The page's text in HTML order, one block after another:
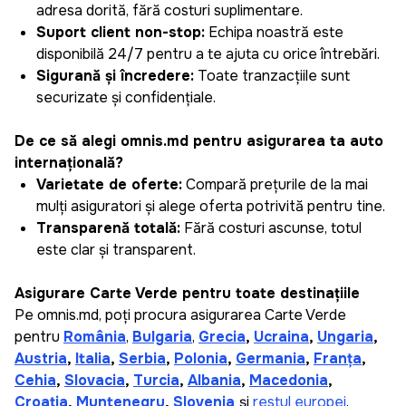
adresa dorită, fără costuri suplimentare.
Suport client non-stop: Echipa noastră este
disponibilă 24/7 pentru a te ajuta cu orice întrebări.
Siguranță și încredere: Toate tranzacțiile sunt
securizate și confidențiale.
De ce să alegi omnis.md pentru asigurarea ta auto
internațională?
Varietate de oferte:Compară prețurile de la mai
mulți asiguratori și alege oferta potrivită pentru tine.
Transparență totală: Fără costuri ascunse, totul
este clar și transparent.
Asigurare Carte Verde pentru toate destinațiile
Pe omnis.md, poți procura asigurarea Carte Verde
pentru România, Bulgaria, Grecia, Ucraina, Ungaria,
Austria, Italia, Serbia, Polonia, Germania, Franța,
Cehia, Slovacia, Turcia, Albania, Macedonia,
Croația, Muntenegru, Slovenia șirestul europei.